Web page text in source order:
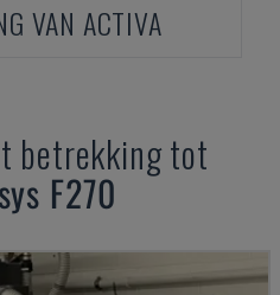
VAN ACTIVA
betrekking tot
F270